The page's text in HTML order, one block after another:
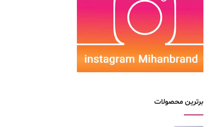
برترین محصولات